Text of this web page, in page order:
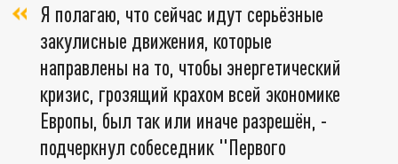
Я полагаю, что сейчас идут серьёзные
закулисные движения, которые
направлены на то, чтобы энергетический
кризис, грозящий крахом всей экономике
Европы, был так или иначе разрешён, -
подчеркнул собеседник "Первого